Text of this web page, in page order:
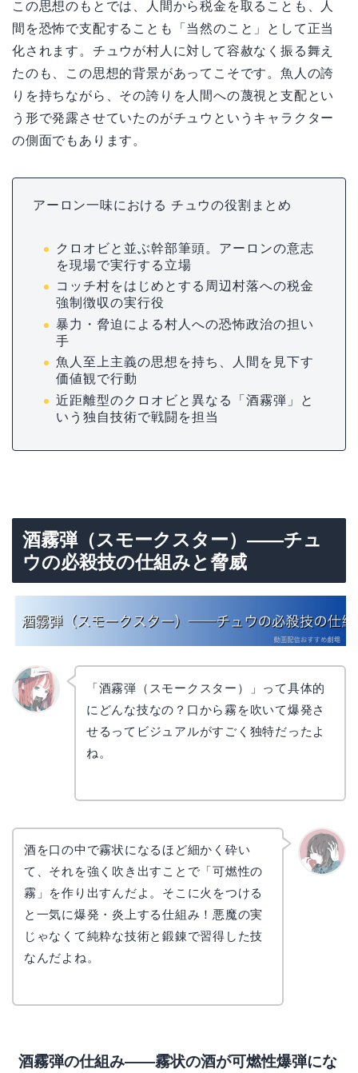
この思想のもとでは、人間から税金を取ることも、人
間を恐怖で支配することも「当然のこと」として正当
化されます。チュウが村人に対して容赦なく振る舞え
たのも、この思想的背景があってこそです。魚人の誇
りを持ちながら、その誇りを人間への蔑視と支配とい
う形で発露させていたのがチュウというキャラクター
の側面でもあります。
アーロン一味における チュウの役割まとめ
クロオビと並ぶ幹部筆頭。アーロンの意志
を現場で実行する立場
コッチ村をはじめとする周辺村落への税金
強制徴収の実行役
暴力・脅迫による村人への恐怖政治の担い
手
魚人至上主義の思想を持ち、人間を見下す
価値観で行動
近距離型のクロオビと異なる「酒霧弾」と
いう独自技術で戦闘を担当
酒霧弾（スモークスター）——チュ
ウの必殺技の仕組みと脅威
「酒霧弾（スモークスター）」って具体的
にどんな技なの？口から霧を吹いて爆発さ
せるってビジュアルがすごく独特だったよ
ね。
酒を口の中で霧状になるほど細かく砕い
て、それを強く吹き出すことで「可燃性の
霧」を作り出すんだよ。そこに火をつける
と一気に爆発・炎上する仕組み！悪魔の実
じゃなくて純粋な技術と鍛錬で習得した技
なんだよね。
酒霧弾の仕組み——霧状の酒が可燃性爆弾にな